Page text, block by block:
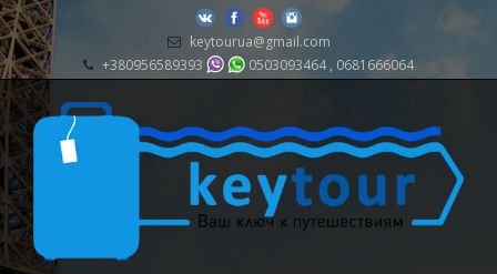
keytourua@gmail.com
+380956589393
0503093464 , 0681666064